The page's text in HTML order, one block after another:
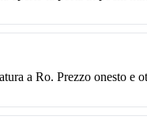
a Ro. Prezzo onesto e